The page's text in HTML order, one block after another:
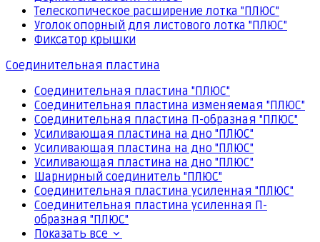
Телескопическое расширение лотка "ПЛЮС"
Уголок опорный для листового лотка "ПЛЮС"
Фиксатор крышки
Соединительная пластина
Соединительная пластина "ПЛЮС"
Соединительная пластина изменяемая "ПЛЮС"
Соединительная пластина П-образная "ПЛЮС"
Усиливающая пластина на дно "ПЛЮС"
Усиливающая пластина на дно "ПЛЮС"
Усиливающая пластина на дно "ПЛЮС"
Шарнирный соединитель "ПЛЮС"
Соединительная пластина усиленная "ПЛЮС"
Соединительная пластина усиленная П-
образная "ПЛЮС"
Показать все